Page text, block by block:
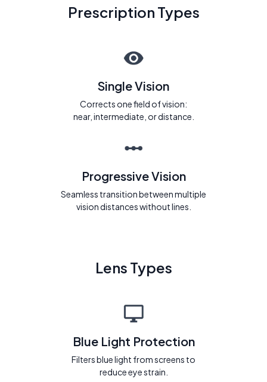
Prescription Types
Single Vision
Corrects one field of vision:
near, intermediate, or distance.
Progressive Vision
Seamless transition between multiple
vision distances without lines.
Lens Types
Blue Light Protection
Filters blue light from screens to
reduce eye strain.